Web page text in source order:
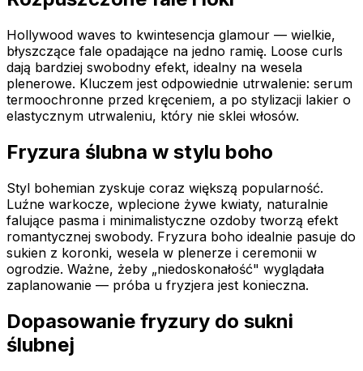
Hollywood waves to kwintesencja glamour — wielkie,
błyszczące fale opadające na jedno ramię. Loose curls
dają bardziej swobodny efekt, idealny na wesela
plenerowe. Kluczem jest odpowiednie utrwalenie: serum
termoochronne przed kręceniem, a po stylizacji lakier o
elastycznym utrwaleniu, który nie sklei włosów.
Fryzura ślubna w stylu boho
Styl bohemian zyskuje coraz większą popularność.
Luźne warkocze, wplecione żywe kwiaty, naturalnie
falujące pasma i minimalistyczne ozdoby tworzą efekt
romantycznej swobody. Fryzura boho idealnie pasuje do
sukien z koronki, wesela w plenerze i ceremonii w
ogrodzie. Ważne, żeby „niedoskonałość" wyglądała
zaplanowanie — próba u fryzjera jest konieczna.
Dopasowanie fryzury do sukni
ślubnej